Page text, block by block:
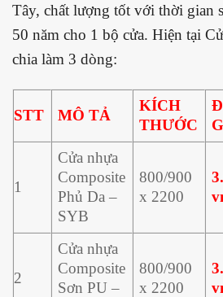
Tây, chất lượng tốt với thời gian
50 năm cho 1 bộ cửa. Hiện tại
chia làm 3 dòng:
STT MÔ TẢ
KÍCH
THƯỚC
1
Cửa nhựa
Composite
Phủ Da –
SYB
800/900
x 2200
2
Cửa nhựa
Composite
Sơn PU –
800/900
x 2200